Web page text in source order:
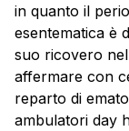
in quanto il
esentematica è
suo ricovero
affermare con
reparto di
ambulatori day